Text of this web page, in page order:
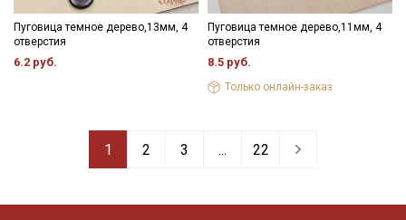
Пуговица темное дерево,13мм, 4
отверстия
6.2 руб.
Пуговица темное дерево,11мм, 4
отверстия
8.5 руб.
Только онлайн-заказ
1 2 3 ... 22